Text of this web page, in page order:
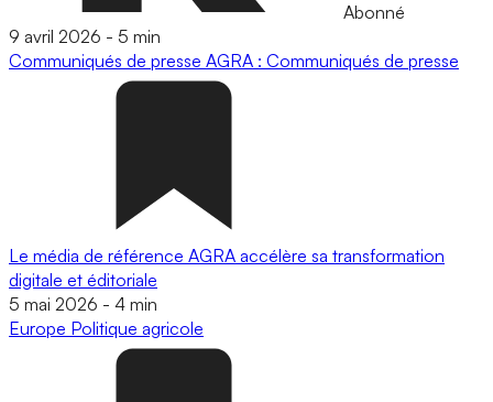
Abonné
9 avril 2026 - 5 min
Communiqués de presse AGRA : Communiqués de presse
Le média de référence AGRA accélère sa transformation
digitale et éditoriale
5 mai 2026 - 4 min
Europe Politique agricole